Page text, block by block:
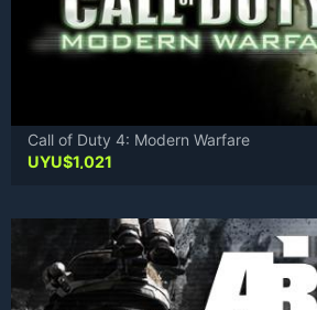
Call of Duty 4: Modern Warfare
UYU$1,021